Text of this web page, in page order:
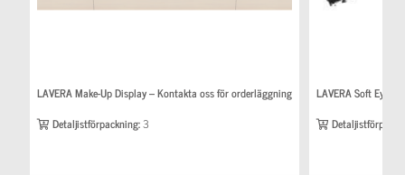
LAVERA Make-Up Display – Kontakta oss för orderläggning
Detaljistförpackning:3
LAVERA Soft